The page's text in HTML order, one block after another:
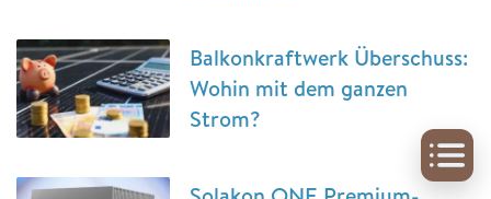
Balkonkraftwerk Überschuss:
Wohin mit dem ganzen
Strom?